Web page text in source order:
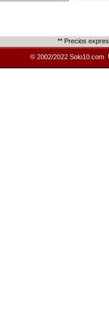
** Precios
© 2002/2022 Solo10.com